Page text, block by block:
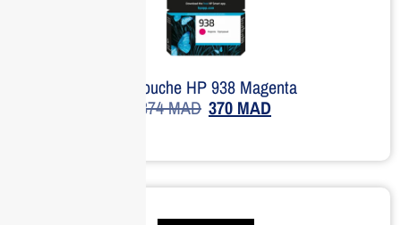
Cartouche HP 938 Magenta
374MAD 370 MAD